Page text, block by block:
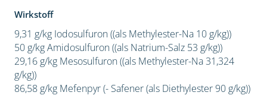
Wirkstoff
9,31 g/kg Iodosulfuron ((als Methylester-Na 10 g/kg))
50 g/kg Amidosulfuron ((als Natrium-Salz 53 g/kg))
29,16 g/kg Mesosulfuron ((als Methylester-Na 31,324
g/kg))
86,58 g/kg Mefenpyr (- Safener (als Diethylester 90 g/kg))